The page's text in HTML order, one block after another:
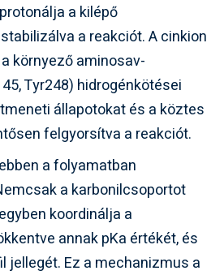
a kilépő
a reakciót. A cinkion
környező aminosav-
Tyr248) hidrogénkötései
állapotokat és a köztes
felgyorsítva a reakciót.
a folyamatban
a karbonilcsoportot
koordinálja a
annak pKa értékét, és
jellegét. Ez a mechanizmus a